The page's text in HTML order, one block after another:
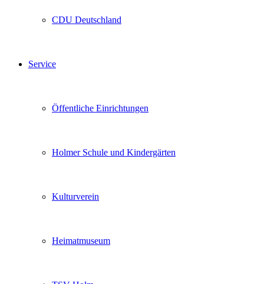
CDU Deutschland
Service
Öffentliche Einrichtungen
Holmer Schule und Kindergärten
Kulturverein
Heimatmuseum